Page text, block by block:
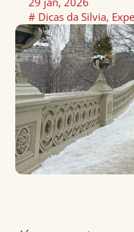
# Dicas da Silvia,